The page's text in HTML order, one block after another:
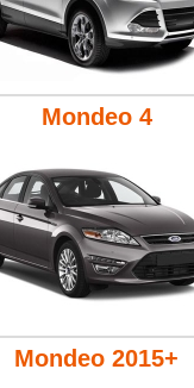
Mondeo 4
Mondeo 2015+